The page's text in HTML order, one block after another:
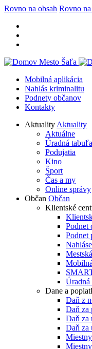
Rovno na obsah Rovno
Mobilná aplikácia
Nahlás kriminalitu
Podnety občanov
Kontakty
Aktuality Aktuality
Aktuálne
Úradná tabuľa
Podujatia
Kino
Šport
Čas a my
Online správy
Občan Občan
Klientské
Podnet
Podnet
Úradná
Dane a
Daň z
Daň za
Daň za
Daň za